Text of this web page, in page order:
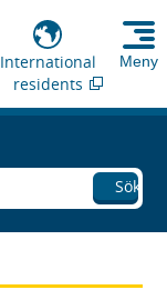
International
residents
Meny
Sök